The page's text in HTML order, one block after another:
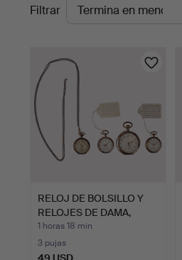
en
Filtrar
RELOJ DE BOLSILLO Y
RELOJES DE DAMA,
todos…
1 horas 18 min
3 pujas